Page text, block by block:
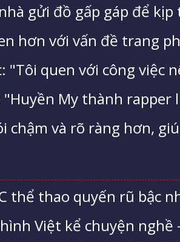
gửi đồ gấp gáp để
hơn với vấn đề trang
"Tôi quen với công việc
My thành rapper
chậm và rõ ràng hơn,